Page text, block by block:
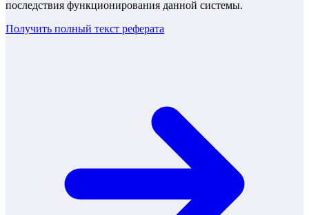
последствия функционирования данной системы.
Получить полный текст реферата